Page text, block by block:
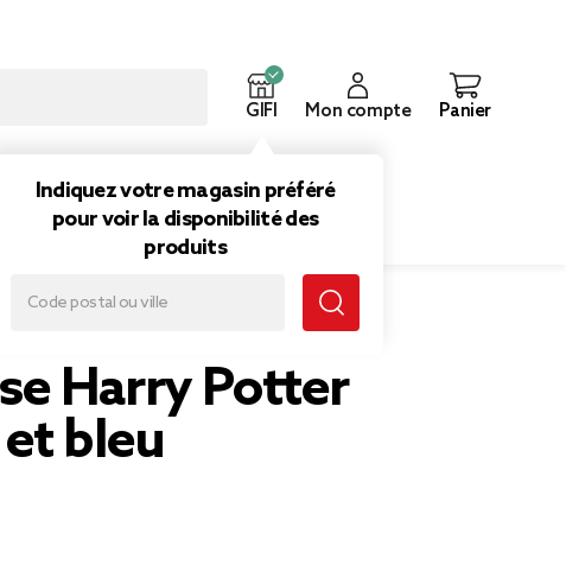
GIFI
Indiquez votre magasin préféré
pour voir la disponibilité des
produits
Mon compte Panier
jaune et bleu
Harry Potter
bleu